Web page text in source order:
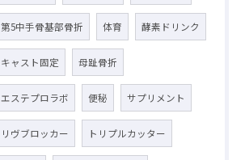
第5中手骨基部骨折 体育 酵素ドリンク
キャスト固定 母趾骨折
エステプロラボ 便秘 サプリメント
リヴブロッカー トリプルカッター